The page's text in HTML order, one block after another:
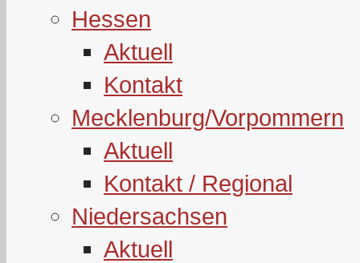
Hessen
Aktuell
Kontakt
Mecklenburg/Vorpommern
Aktuell
Kontakt / Regional
Niedersachsen
Aktuell